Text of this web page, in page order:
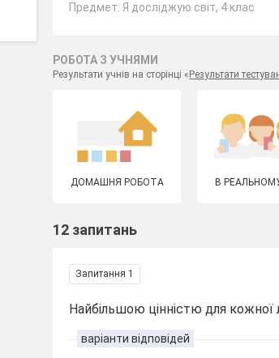
Предмет: Я досліджую світ, 4 клас
РОБОТА З УЧНЯМИ
Результати учнів на сторінці « Результати
ДОМАШНЯ РОБОТА В
12 запитань
Запитання 1
Найбільшою цінністю для кожної
варіанти відповідей